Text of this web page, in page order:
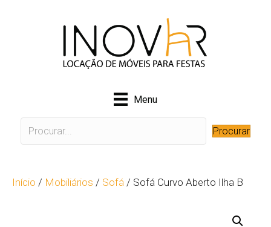
Menu
Procurar
Início / Mobiliários / Sofá / Sofá Curvo Aberto Ilha B